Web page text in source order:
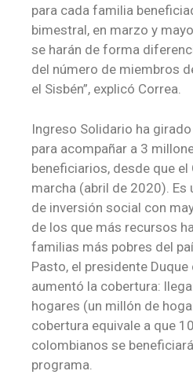
para cada familia
bimestral, en marzo y
se harán de forma
del número de miembros
el Sisbén”, explicó Correa.
Ingreso Solidario ha
para acompañar a 3
beneficiarios, desde que el
marcha (abril de 2020).
de inversión social con
de los que más recursos
familias más pobres del
Pasto, el presidente
aumentó la cobertura:
hogares (un millón de
cobertura equivale a que
colombianos se
programa.